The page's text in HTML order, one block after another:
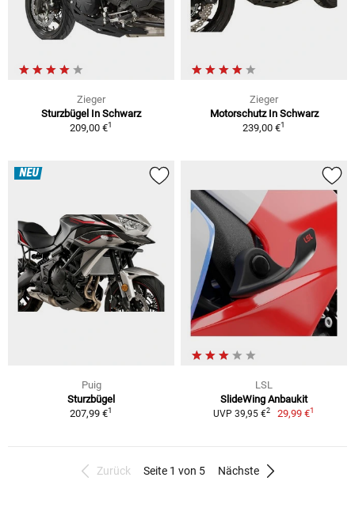
Zieger
Sturzbügel In Schwarz
209,00 €1
Zieger
Motorschutz In Schwarz
239,00 €1
NEU
Puig
Sturzbügel
207,99 €1
LSL
SlideWing Anbaukit
UVP 39,95 €2 29,99 €1
Zurück Seite 1 von 5 Nächste